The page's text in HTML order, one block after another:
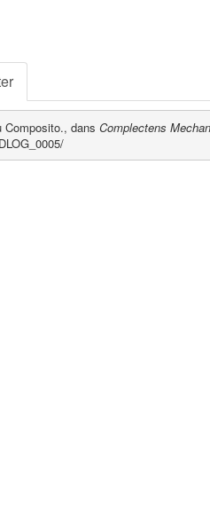
Composito., dans Complectens